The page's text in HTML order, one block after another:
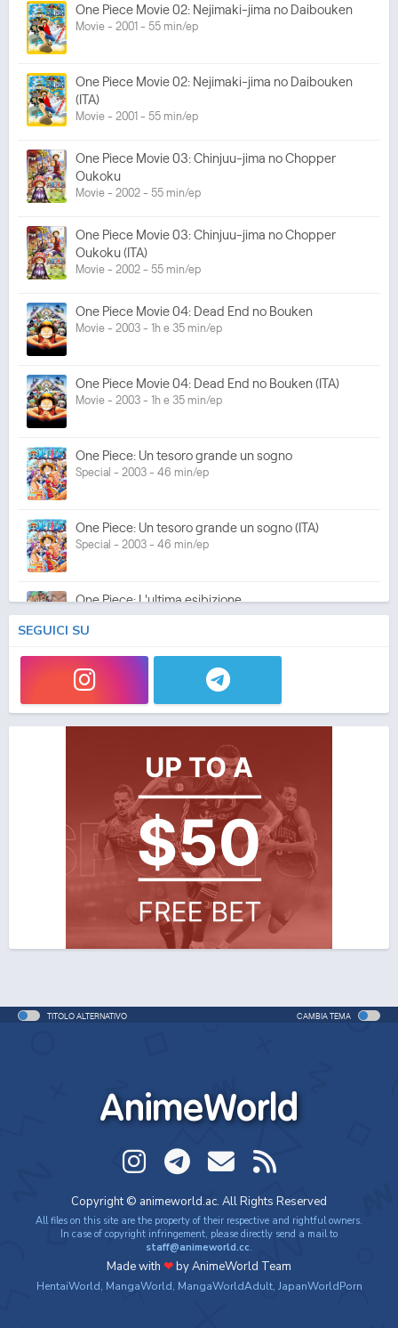
One Piece Movie 02: Nejimaki-jima no Daibouken
Movie - 2001 - 55 min/ep
One Piece Movie 02: Nejimaki-jima no Daibouken
(ITA)
Movie - 2001 - 55 min/ep
One Piece Movie 03: Chinjuu-jima no Chopper
Oukoku
Movie - 2002 - 55 min/ep
One Piece Movie 03: Chinjuu-jima no Chopper
Oukoku (ITA)
Movie - 2002 - 55 min/ep
One Piece Movie 04: Dead End no Bouken
Movie - 2003 - 1h e 35 min/ep
One Piece Movie 04: Dead End no Bouken (ITA)
Movie - 2003 - 1h e 35 min/ep
One Piece: Un tesoro grande un sogno
Special - 2003 - 46 min/ep
One Piece: Un tesoro grande un sogno (ITA)
Special - 2003 - 46 min/ep
One Piece: L'ultima esibizione
Special - 2003 - 45 min/ep
One Piece: L'ultima esibizione (ITA)
Special - 2003 - 45 min/ep
One Piece Movie 05: Norowareta Seiken
Movie - 2004 - 1h e 35 min/ep
One Piece Movie 05: Norowareta Seiken (ITA)
Movie - 2004 - 1h e 35 min/ep
One Piece Movie 06: Omatsuri Danshaku to Himitsu
no Shima (ITA)
Movie - 2005 - 1h e 31 min/ep
One Piece: Le avventure del detective Cappello di
Special - 2005 - 42 min/ep
One Piece Movie 07: Karakuri-jou no Mecha Kyohei
Movie - 2006 - 1h e 34 min/ep
One Piece Movie 07: Karakuri-jou no Mecha Kyohei
(ITA)
SEGUICI SU
TITOLO ALTERNATIVO CAMBIA TEMA
AnimeWorld
Copyright © animeworld.ac. All Rights Reserved
All files on this site are the property of their respective and rightful owners.
In case of copyright infringement, please directly send a mail to
staff@animeworld.cc.
Made with ❤by AnimeWorld Team
HentaiWorld, MangaWorld, MangaWorldAdult, JapanWorldPorn